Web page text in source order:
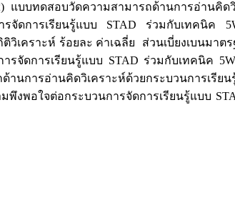
แบบทดสอบวัดความสามารถด้านการอ่าน
รจัดการเรียนรู้แบบ STAD ร่วมกับเทคนิค
ราะห์ ร้อยละ ค่าเฉลี่ย ส่วนเบี่ยงเบนมาตร
รจัดการเรียนรู้แบบ STAD ร่วมกับเทคนิค
นการอ่านคิดวิเคราะห์ด้วยกระบวนการเรี
งพอใจต่อกระบวนการจัดการเรียนรู้แบบ